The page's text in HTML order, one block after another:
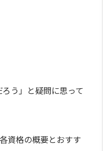
う」と疑問に思って
資格の概要とおすす